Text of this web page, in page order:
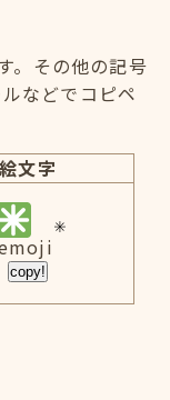
。その他の記号
などでコピペ
絵文字
copy!